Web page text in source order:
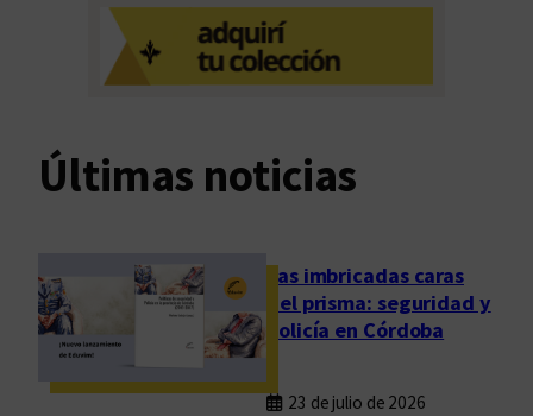
i
g
n
i
n
e
Últimas noticias
Las imbricadas caras
del prisma: seguridad y
policía en Córdoba
23 de julio de 2026